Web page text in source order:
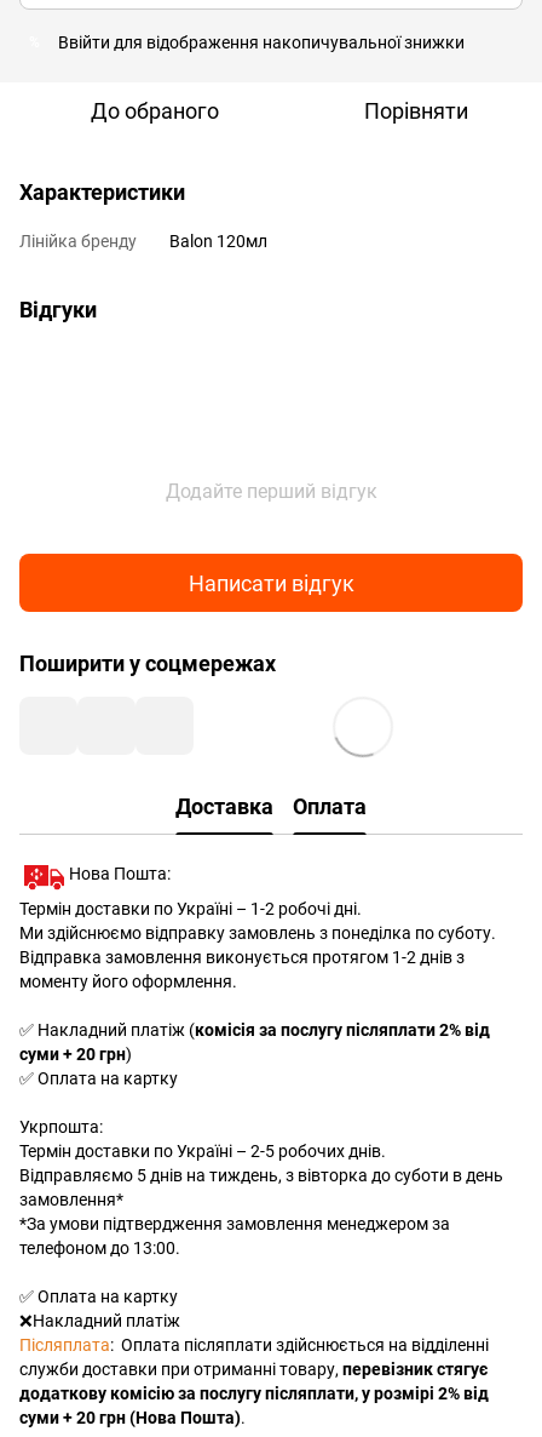
Ввійти для відображення накопичувальної знижки
До обраного Порівняти
Характеристики
Лінійка бренду Balon 120мл
Відгуки
Додайте перший відгук
Написати відгук
Поширити у соцмережах
Доставка Оплата
Нова Пошта:
Термін доставки по Україні – 1-2 робочі дні.
Ми здійснюємо відправку замовлень з понеділка по суботу.
Відправка замовлення виконується протягом 1-2 днів з
моменту його оформлення.
✅ Накладний платіж (комісія за послугу післяплати 2% від
суми + 20 грн)
✅ Оплата на картку
Укрпошта:
Термін доставки по Україні – 2-5 робочих днів.
Відправляємо 5 днів на тиждень, з вівторка до суботи в день
замовлення*
*За умови підтвердження замовлення менеджером за
телефоном до 13:00.
✅ Оплата на картку
❌Накладний платіж
Післяплата: Оплата післяплати здійснюється на відділенні
служби доставки при отриманні товару, перевізник стягує
додаткову комісію за послугу післяплати, у розмірі 2% від
суми + 20 грн (Нова Пошта).